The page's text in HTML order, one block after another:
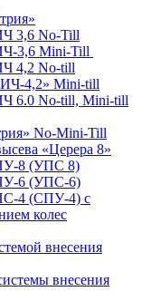
3,6 No-Till
3,6 Mini-Till
4,2 No-till
4,2» Mini-till
6.0 No-till, Mini-till
No-Mini-Till
«Церера 8»
8 (УПС 8)
6 (УПС-6)
4 (СПУ-4) с
колес
внесения
внесения